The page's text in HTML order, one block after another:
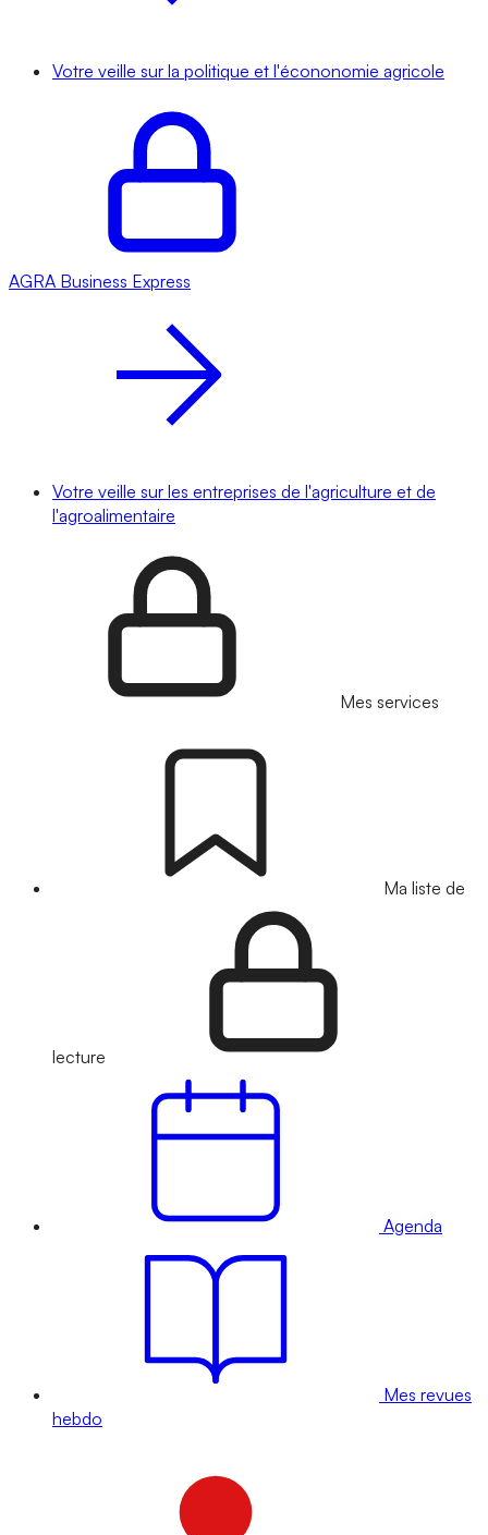
Votre veille sur la politique et l'écononomie agricole
AGRA Business Express
Votre veille sur les entreprises de l'agriculture et de
l'agroalimentaire
Mes services
Ma liste de
lecture
Agenda
Mes revues
hebdo